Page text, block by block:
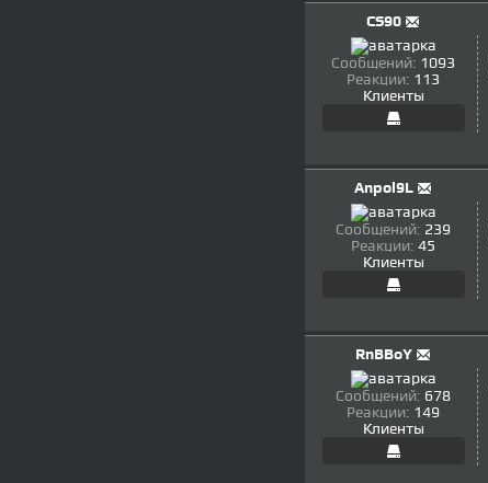
CS90
Сообщений: 1093
Реакции: 113
Клиенты
Anpol9L
Сообщений: 239
Реакции: 45
Клиенты
RnBBoY
Сообщений: 678
Реакции: 149
Клиенты